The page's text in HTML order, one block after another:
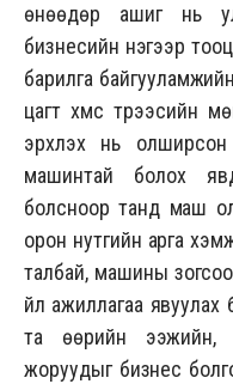
өнөөдөр ашиг нь
бизнесийн нэгээр
барилга
цагт хүмүүс түрээсийн
эрхлэх нь олширсон
машинтай болох
болсноор танд маш
орон нутгийн арга
талбай, машины
үйл ажиллагаа
та өөрийн ээжийн,
жоруудыг бизнес